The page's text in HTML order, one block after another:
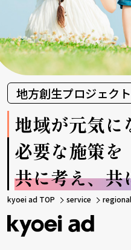
地方創生プロジェクト
地域が元気に
必要な施策を
共に考え、共
kyoei ad TOP service